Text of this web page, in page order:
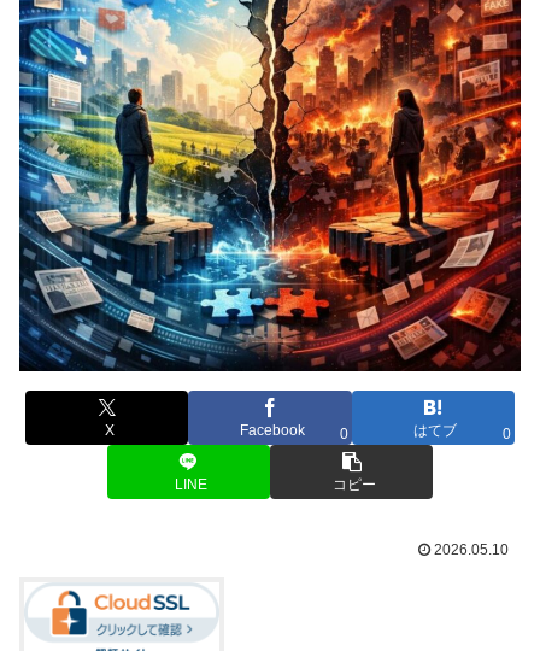
X Facebook 0 はてブ 0
LINE コピー
2026.05.10